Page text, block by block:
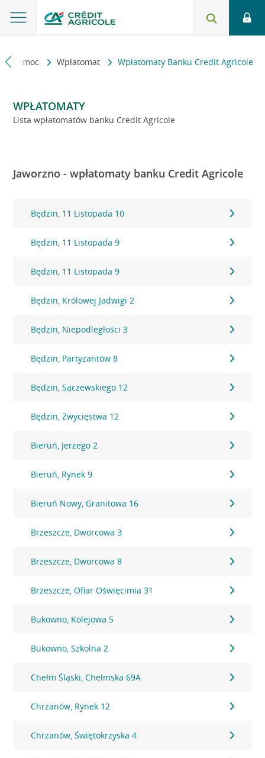
i pomoc Wpłatomat Wpłatomaty Banku Credit Agricole
WPŁATOMATY
Lista wpłatomatów banku Credit Agricole
Jaworzno - wpłatomaty banku Credit Agricole
Będzin, 11 Listopada 10
Będzin, 11 Listopada 9
Będzin, 11 Listopada 9
Będzin, Królowej Jadwigi 2
Będzin, Niepodległości 3
Będzin, Partyzantów 8
Będzin, Sączewskiego 12
Będzin, Zwycięstwa 12
Bieruń, Jerzego 2
Bieruń, Rynek 9
Bieruń Nowy, Granitowa 16
Brzeszcze, Dworcowa 3
Brzeszcze, Dworcowa 8
Brzeszcze, Ofiar Oświęcimia 31
Bukowno, Kolejowa 5
Bukowno, Szkolna 2
Chełm Śląski, Chełmska 69A
Chrzanów, Rynek 12
Chrzanów, Świętokrzyska 4